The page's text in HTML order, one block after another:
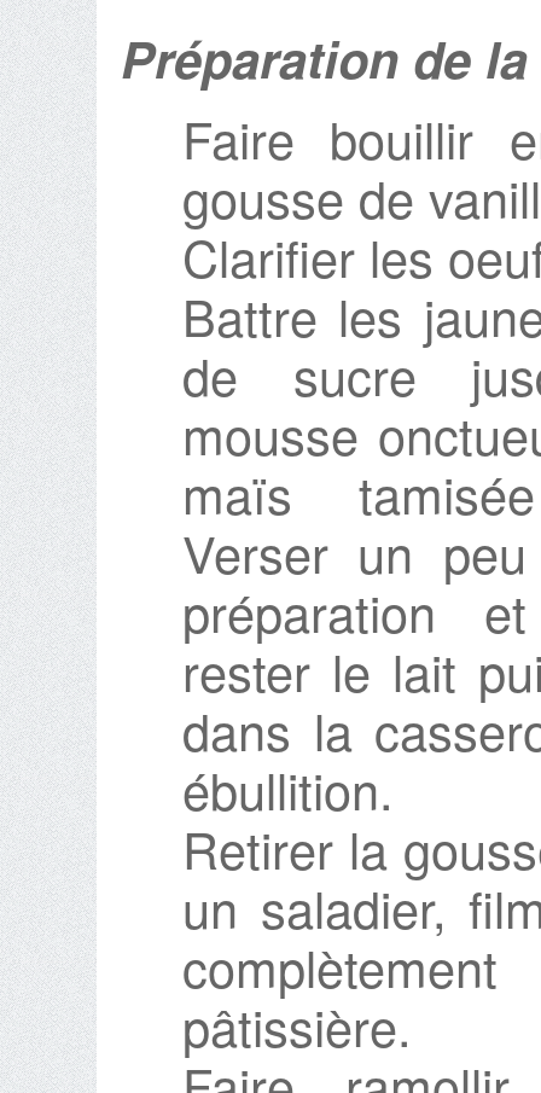
Préparation de
Faire bouillir
gousse de
Clarifier les
Battre les
de sucre
mousse
maïs
Verser un
préparation
rester le lait
dans la
ébullition.
Retirer la
un saladier,
pâtissière.